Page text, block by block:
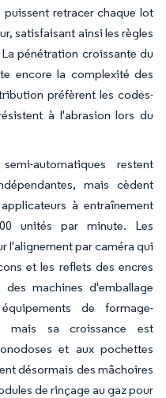
retracer chaque lot
satisfaisant ainsi les règles
pénétration croissante du
encore la complexité des
préfèrent les codes-
à l'abrasion lors du
automatiques restent
mais cèdent
à entraînement
unités par minute. Les
l'alignement par caméra qui
et les reflets des encres
machines d'emballage
de formage-
mais sa croissance est
et aux pochettes
désormais des mâchoires
de rinçage au gaz pour